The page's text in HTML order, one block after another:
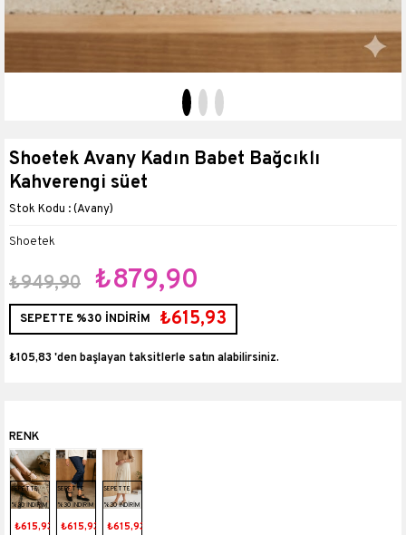
Shoetek Avany Kadın Babet Bağcıklı
Kahverengi süet
(Avany)
Shoetek
₺949,90 ₺879,90
SEPETTE %30 İNDİRİM ₺615,93
₺105,83 'den başlayan taksitlerle
SEPETTE
%30 İNDİRİM
₺615,93
SEPETTE
%30 İNDİRİM
₺615,93
SEPETTE
%30 İNDİRİM
₺615,93